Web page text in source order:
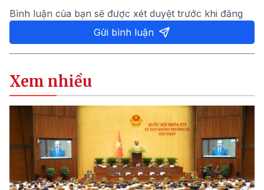
Bình luận của bạn sẽ được xét duyệt trước khi đăng
Gửi bình luận
Xem nhiều